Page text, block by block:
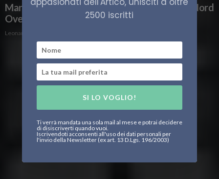
Martin Mystère alla ricerca del Passaggio a Nord
Ovest
Leonardo Parigi
2500 iscritti
SI LO VOGLIO!
Ti verrà mandata una sola mail al mese e potrai decidere
di disiscriverti quando vuoi.
Iscrivendoti acconsenti all'uso dei dati personali per
l'invio della Newsletter (ex art. 13 D.Lgs. 196/2003)